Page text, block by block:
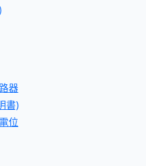
器
書)
位